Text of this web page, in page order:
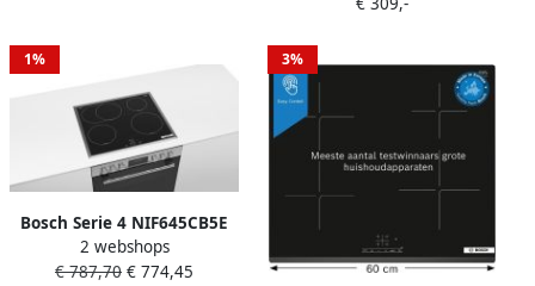
sneller verwarmen op
1%
Bosch Serie 4 NIF645CB5E
Zwart Roestvrijstaal
Ingebouwd 58 cm
2 webshops
€ 787,70 € 774,45
3%